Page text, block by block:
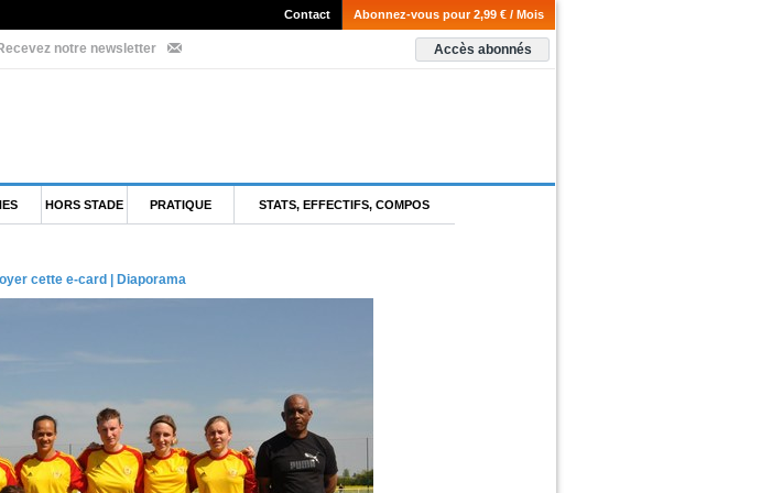
Abonnez-vous pour 2,99 € / Mois
Contact
notre newsletter Accès abonnés
HORS STADE PRATIQUE STATS, EFFECTIFS, COMPOS
cette e-card Diaporama